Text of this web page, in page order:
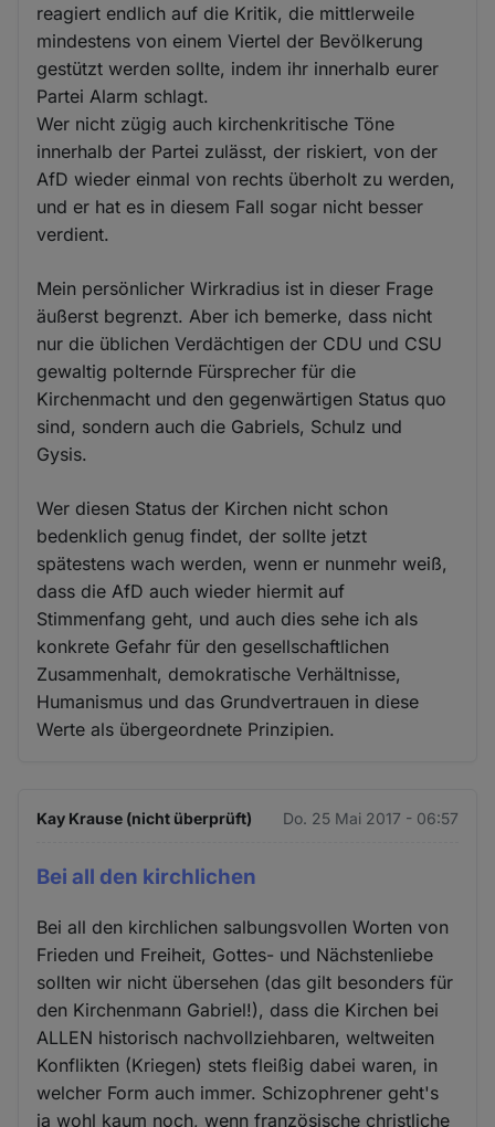
reagiert endlich auf die Kritik, die mittlerweile
mindestens von einem Viertel der Bevölkerung
gestützt werden sollte, indem ihr innerhalb eurer
Partei Alarm schlagt.
Wer nicht zügig auch kirchenkritische Töne
innerhalb der Partei zulässt, der riskiert, von der
AfD wieder einmal von rechts überholt zu werden,
und er hat es in diesem Fall sogar nicht besser
verdient.
Mein persönlicher Wirkradius ist in dieser Frage
äußerst begrenzt. Aber ich bemerke, dass nicht
nur die üblichen Verdächtigen der CDU und CSU
gewaltig polternde Fürsprecher für die
Kirchenmacht und den gegenwärtigen Status quo
sind, sondern auch die Gabriels, Schulz und
Gysis.
Wer diesen Status der Kirchen nicht schon
bedenklich genug findet, der sollte jetzt
spätestens wach werden, wenn er nunmehr weiß,
dass die AfD auch wieder hiermit auf
Stimmenfang geht, und auch dies sehe ich als
konkrete Gefahr für den gesellschaftlichen
Zusammenhalt, demokratische Verhältnisse,
Humanismus und das Grundvertrauen in diese
Werte als übergeordnete Prinzipien.
Kay Krause (nicht überprüft) Do. 25 Mai 2017 - 06:57
Bei all den kirchlichen
Bei all den kirchlichen salbungsvollen Worten von
Frieden und Freiheit, Gottes- und Nächstenliebe
sollten wir nicht übersehen (das gilt besonders für
den Kirchenmann Gabriel!), dass die Kirchen bei
ALLEN historisch nachvollziehbaren, weltweiten
Konflikten (Kriegen) stets fleißig dabei waren, in
welcher Form auch immer. Schizophrener geht's
ja wohl kaum noch, wenn französische christliche